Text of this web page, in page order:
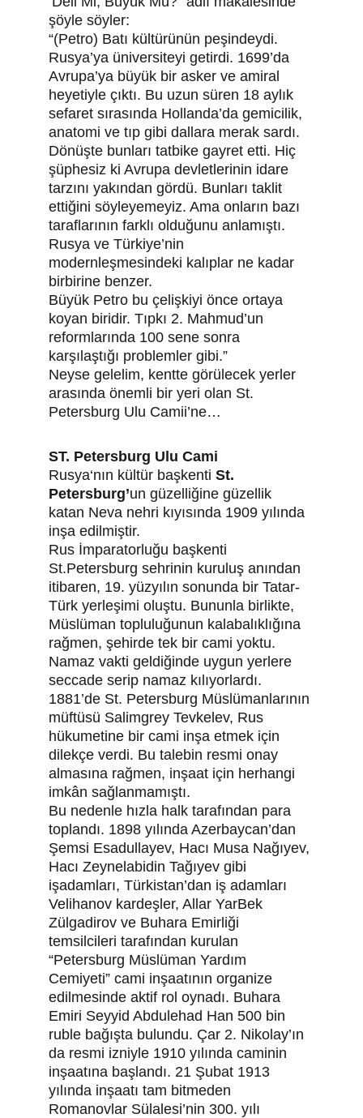
şöyle söyler:
“(Petro) Batı kültürünün peşindeydi.
Rusya’ya üniversiteyi getirdi. 1699’da
Avrupa’ya büyük bir asker ve amiral
heyetiyle çıktı. Bu uzun süren 18 aylık
sefaret sırasında Hollanda’da gemicilik,
anatomi ve tıp gibi dallara merak sardı.
Dönüşte bunları tatbike gayret etti. Hiç
şüphesiz ki Avrupa devletlerinin idare
tarzını yakından gördü. Bunları taklit
ettiğini söyleyemeyiz. Ama onların bazı
taraflarının farklı olduğunu anlamıştı.
Rusya ve Türkiye’nin
modernleşmesindeki kalıplar ne kadar
birbirine benzer.
Büyük Petro bu çelişkiyi önce ortaya
koyan biridir. Tıpkı 2. Mahmud’un
reformlarında 100 sene sonra
karşılaştığı problemler gibi.”
Neyse gelelim, kentte görülecek yerler
arasında önemli bir yeri olan St.
Petersburg Ulu Camii’ne…
ST. Petersburg Ulu Cami
Rusya‘nın kültür başkenti St.
Petersburg’un güzelliğine güzellik
katan Neva nehri kıyısında 1909 yılında
inşa edilmiştir.
Rus İmparatorluğu başkenti
St.Petersburg sehrinin kuruluş anından
itibaren, 19. yüzyılın sonunda bir Tatar-
Türk yerleşimi oluştu. Bununla birlikte,
Müslüman topluluğunun kalabalıklığına
rağmen, şehirde tek bir cami yoktu.
Namaz vakti geldiğinde uygun yerlere
seccade serip namaz kılıyorlardı.
1881’de St. Petersburg Müslümanlarının
müftüsü Salimgrey Tevkelev, Rus
hükumetine bir cami inşa etmek için
dilekçe verdi. Bu talebin resmi onay
almasına rağmen, inşaat için herhangi
imkân sağlanmamıştı.
Bu nedenle hızla halk tarafından para
toplandı. 1898 yılında Azerbaycan’dan
Şemsi Esadullayev, Hacı Musa Nağıyev,
Hacı Zeynelabidin Tağıyev gibi
işadamları, Türkistan’dan iş adamları
Velihanov kardeşler, Allar YarBek
Zülgadirov ve Buhara Emirliği
temsilcileri tarafından kurulan
“Petersburg Müslüman Yardım
Cemiyeti” cami inşaatının organize
edilmesinde aktif rol oynadı. Buhara
Emiri Seyyid Abdulehad Han 500 bin
ruble bağışta bulundu. Çar 2. Nikolay’ın
da resmi izniyle 1910 yılında caminin
inşaatına başlandı. 21 Şubat 1913
yılında inşaatı tam bitmeden
Romanovlar Sülalesi’nin 300. yılı